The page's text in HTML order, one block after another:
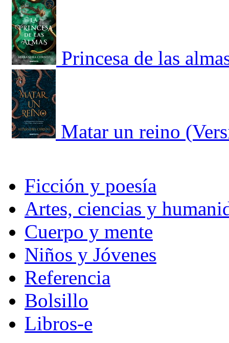
Princesa de las
Matar un reino
Ficción y poesía
Artes, ciencias y
Cuerpo y mente
Niños y Jóvenes
Referencia
Bolsillo
Libros-e